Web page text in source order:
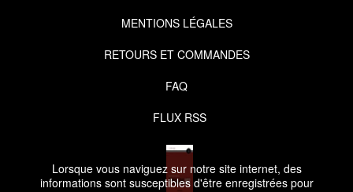
Lorsque vous naviguez sur notre site internet, des
informations sont susceptibles d'être enregistrées pour
MENTIONS LÉGALES
RETOURS ET COMMANDES
FAQ
FLUX RSS